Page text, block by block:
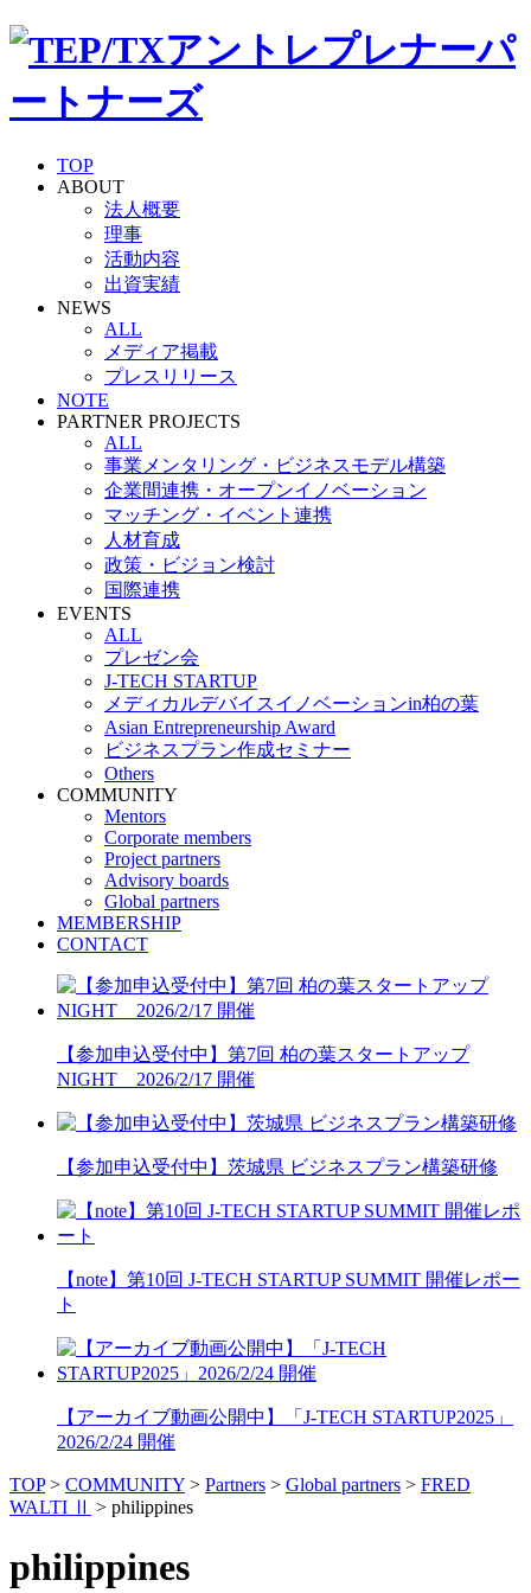
TOP
ABOUT
法人概要
理事
活動内容
出資実績
NEWS
ALL
メディア掲載
プレスリリース
NOTE
PARTNER PROJECTS
ALL
事業メンタリング・ビジネスモデル構築
企業間連携・オープンイノベーション
マッチング・イベント連携
人材育成
政策・ビジョン検討
国際連携
EVENTS
ALL
プレゼン会
J-TECH STARTUP
メディカルデバイスイノベーションin柏の葉
Asian Entrepreneurship Award
ビジネスプラン作成セミナー
Others
COMMUNITY
Mentors
Corporate members
Project partners
Advisory boards
Global partners
MEMBERSHIP
CONTACT
【参加申込受付中】第7回 柏の葉スタートアップ
NIGHT 2026/2/17 開催
【参加申込受付中】茨城県 ビジネスプラン構築研修
【note】第10回 J-TECH STARTUP SUMMIT 開催レポー
ト
【アーカイブ動画公開中】「J-TECH STARTUP2025」
2026/2/24 開催
TOP> COMMUNITY > Partners > Global partners > FRED
WALTI Ⅱ > philippines
philippines